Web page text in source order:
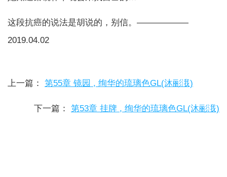
这段抗癌的说法是胡说的，别信。——————
2019.04.02
上一篇： 第55章 镜园 , 绚华的琉璃色GL(沐彨涐)
下一篇： 第53章 挂牌 , 绚华的琉璃色GL(沐彨涐)